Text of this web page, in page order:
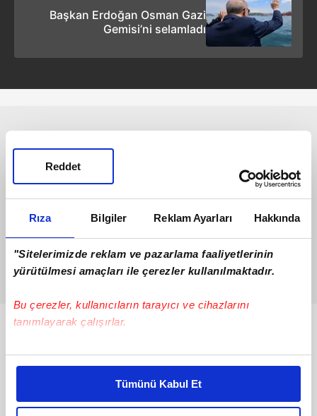
Rıza Bilgiler Reklam Ayarları Hakkında
"Sitelerimizde reklam ve pazarlama faaliyetlerinin
yürütülmesi amaçları ile çerezler kullanılmaktadır.
Bu çerezler, kullanıcıların tarayıcı ve cihazlarını
tanımlayarak çalışırlar.
Bu çerezlere izin vermeniz halinde sizlere özel
daha iyi reklam deneyimi yaşatabiliriz. Bunu yaparken
amacımızın size daha iyi bir reklam deneyimi sunmak
Tümünü Kabul Et
Reddet
Başkan Erdoğan Osman Gazi
Gemisi’ni selamladı
Bunlar da Var